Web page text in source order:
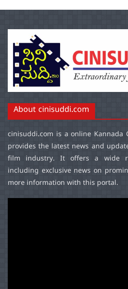
About cinisuddi.com
cinisuddi.com is a online Kannada
provides the latest news and
film industry. It offers a wide
including exclusive news on
more information with this portal.